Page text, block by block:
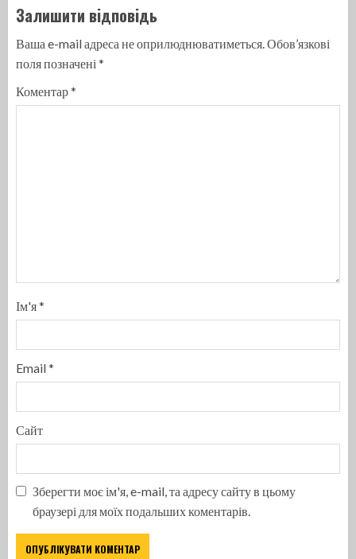
Залишити відповідь
Ваша e-mail адреса не оприлюднюватиметься.Обов’язкові
поля позначені *
Коментар*
Ім'я*
Email*
Сайт
Зберегти моє ім'я, e-mail, та адресу сайту в цьому
браузері для моїх подальших коментарів.